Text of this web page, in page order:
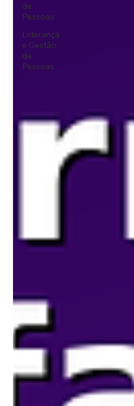
de
Pessoas
Liderança
e Gestão
de
Pessoas